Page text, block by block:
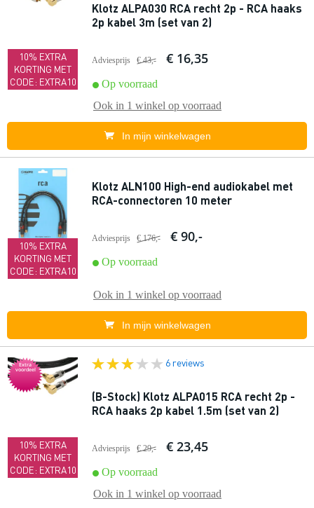
10% EXTRA
KORTING MET
CODE: EXTRA10
Klotz ALPA030 RCA recht 2p - RCA haaks
2p kabel 3m (set van 2)
Adviesprijs € 43,- € 16,35
Op voorraad
Ook in 1 winkel op voorraad
In mijn winkelwagen
10% EXTRA
KORTING MET
CODE: EXTRA10
Klotz ALN100 High-end audiokabel met
RCA-connectoren 10 meter
Adviesprijs € 176,- € 90,-
Op voorraad
Ook in 1 winkel op voorraad
In mijn winkelwagen
Extra
voordeel
10% EXTRA
KORTING MET
CODE: EXTRA10
6 reviews
(B-Stock) Klotz ALPA015 RCA recht 2p -
RCA haaks 2p kabel 1.5m (set van 2)
Adviesprijs € 29,- € 23,45
Op voorraad
Ook in 1 winkel op voorraad